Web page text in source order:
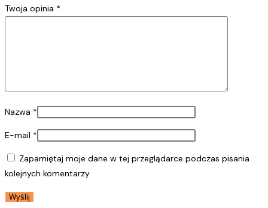
Twoja opinia *
Nazwa *
E-mail *
Zapamiętaj moje dane w tej przeglądarce podczas pisania
kolejnych komentarzy.